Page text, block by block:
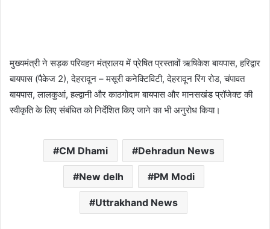
मुख्यमंत्री ने सड़क परिवहन मंत्रालय में प्रेषित प्रस्तावों ऋषिकेश बायपास, हरिद्वार
बायपास (पैकेज 2), देहरादून – मसूरी कनेक्टिविटी, देहरादून रिंग रोड, चंपावत
बायपास, लालकुआं, हल्द्वानी और काठगोदाम बायपास और मानसखंड प्रॉजेक्ट की
स्वीकृति के लिए संबंधित को निर्देशित किए जाने का भी अनुरोध किया।
CM Dhami Dehradun News
New delh PM Modi
Uttrakhand News